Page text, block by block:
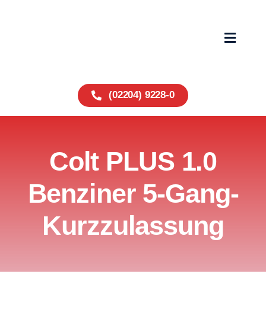
Toggle
Home
Fahrzeuge
Service
Über uns
Wohnmobile
(02204) 9228-0
Colt PLUS 1.0
Benziner 5-Gang-
Kurzzulassung